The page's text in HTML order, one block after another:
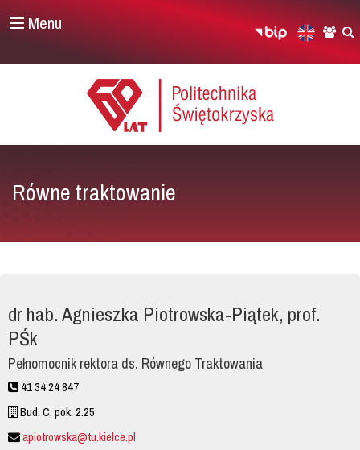
Menu
Równe traktowanie
dr hab. Agnieszka Piotrowska-Piątek, prof.
PŚk
Pełnomocnik rektora ds. Równego Traktowania
41 34 24 847
Bud. C, pok. 2.25
apiotrowska@tu.kielce.pl